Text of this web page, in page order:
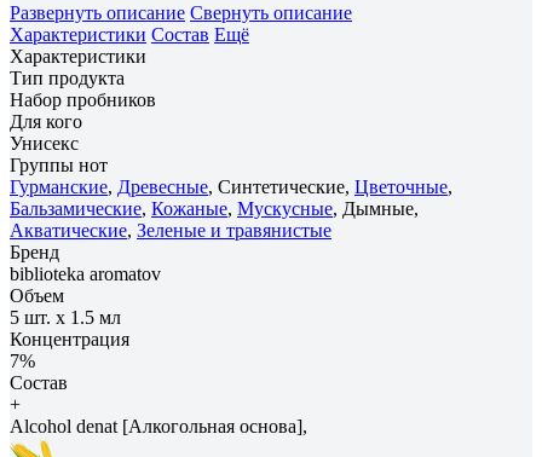
Развернуть описание Свернуть описание
Характеристики Состав Ещё
Характеристики
Тип продукта
Набор пробников
Для кого
Унисекс
Группы нот
Гурманские, Древесные, Синтетические, Цветочные,
Бальзамические, Кожаные, Мускусные, Дымные,
Акватические, Зеленые и травянистые
Бренд
biblioteka aromatov
Объем
5 шт. х 1.5 мл
Концентрация
7%
Состав
+
Alcohol denat [Алкогольная основа],